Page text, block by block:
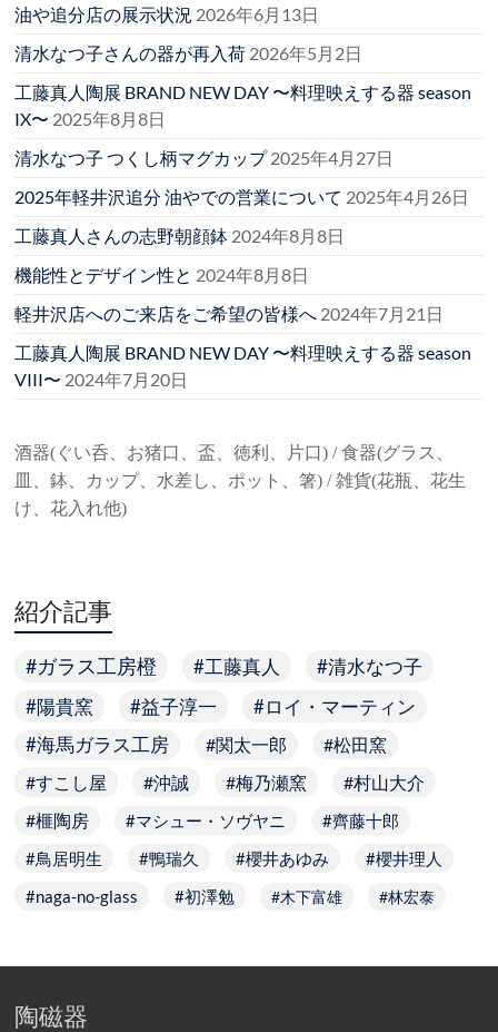
油や追分店の展示状況 2026年6月13日
清水なつ子さんの器が再入荷 2026年5月2日
工藤真人陶展 BRAND NEW DAY 〜料理映えする器 season
IX〜 2025年8月8日
清水なつ子 つくし柄マグカップ2025年4月27日
2025年軽井沢追分 油やでの営業について 2025年4月26日
工藤真人さんの志野朝顔鉢 2024年8月8日
機能性とデザイン性と 2024年8月8日
軽井沢店へのご来店をご希望の皆様へ 2024年7月21日
工藤真人陶展 BRAND NEW DAY 〜料理映えする器 season
VIII〜 2024年7月20日
酒器(ぐい呑、お猪口、盃、徳利、片口) / 食器(グラス、
皿、鉢、カップ、水差し、ポット、箸) / 雑貨(花瓶、花生
け、花入れ他)
紹介記事
ガラス工房橙 工藤真人
清水なつ子
陽貴窯
益子淳一 ロイ・マーティン
海馬ガラス工房 関太一郎
松田窯
すこし屋
沖誠 梅乃瀬窯 村山大介
榧陶房 マシュー・ソヴヤニ
齊藤十郎
鳥居明生
鴨瑞久 櫻井あゆみ
櫻井理人
naga-no-glass
初澤勉 木下富雄 林宏泰
陶磁器